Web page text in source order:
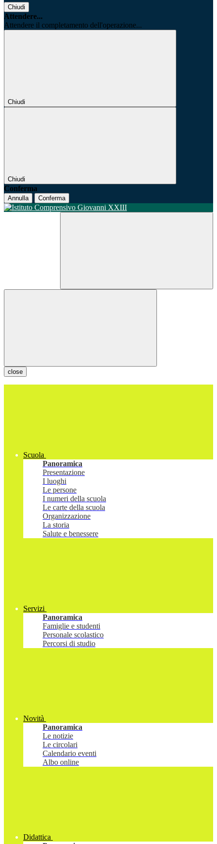
Chiudi
Attendere...
Attendere il completamento dell'operazione...
Chiudi
Chiudi
Conferma
Annulla Conferma
close
Scuola
Panoramica
Presentazione
I luoghi
Le persone
I numeri della scuola
Le carte della scuola
Organizzazione
La storia
Salute e benessere
Servizi
Panoramica
Famiglie e studenti
Personale scolastico
Percorsi di studio
Novità
Panoramica
Le notizie
Le circolari
Calendario eventi
Albo online
Didattica